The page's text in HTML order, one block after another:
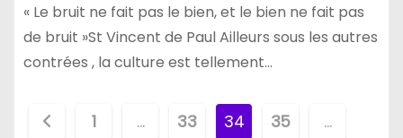
« Le bruit ne fait pas le bien, et le bien ne fait pas
de bruit »St Vincent de Paul Ailleurs sous les autres
contrées , la culture est tellement…
1 … 33 34 35
…